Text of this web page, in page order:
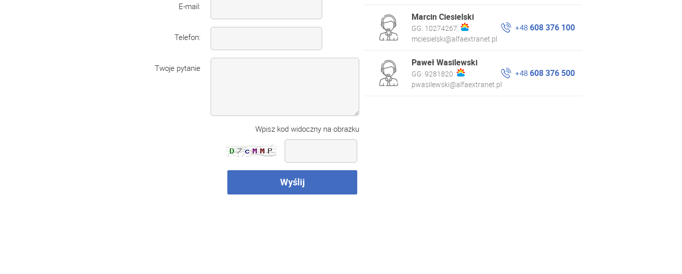
E-mail:
Telefon:
Twoje pytanie
Wpisz kod widoczny na obrazku
Wyślij
Marcin Ciesielski
GG: 10274267
mciesielski@alfaextranet.pl
+48608 376 100
Paweł Wasilewski
GG:9281820
pwasilewski@alfaextranet.pl
+48608 376 500